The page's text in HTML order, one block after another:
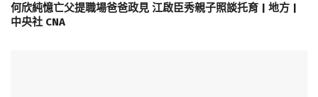
何欣純憶亡父提職場爸爸政見 江啟臣秀親子照談托育 | 地方 |
中央社 CNA